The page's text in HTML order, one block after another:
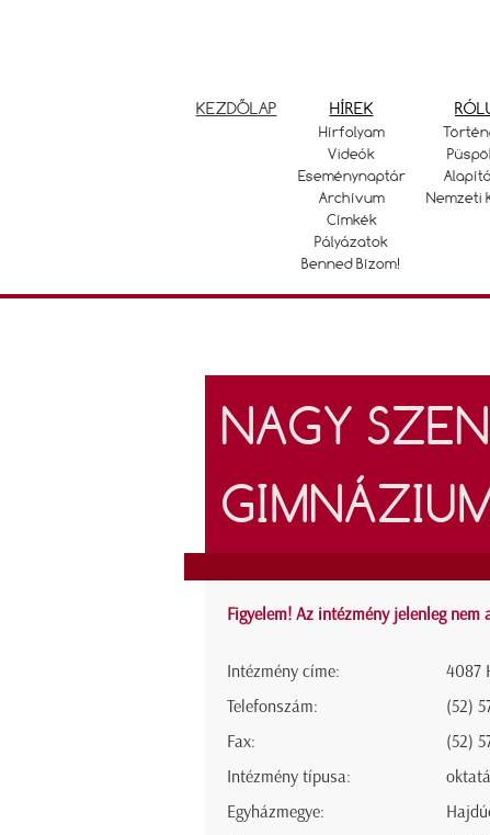
KEZDŐLAP HÍREK
Hírfolyam
Videók
Eseménynaptár
Archívum
Címkék
Pályázatok
Benned Bízom!
Nemzeti
NAGY
Figyelem! Az intézmény jelenleg nem
Intézmény címe:
4087
Telefonszám:
(52)
Fax:
(52)
Intézmény típusa:
Egyházmegye: